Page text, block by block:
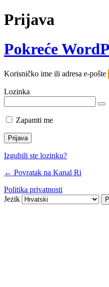
Prijava
Pokreće
Korisničko ime ili adresa e-pošte
Lozinka
Zapamti me
Izgubili ste lozinku?
← Povratak na Kanal Ri
Politika privatnosti
Jezik